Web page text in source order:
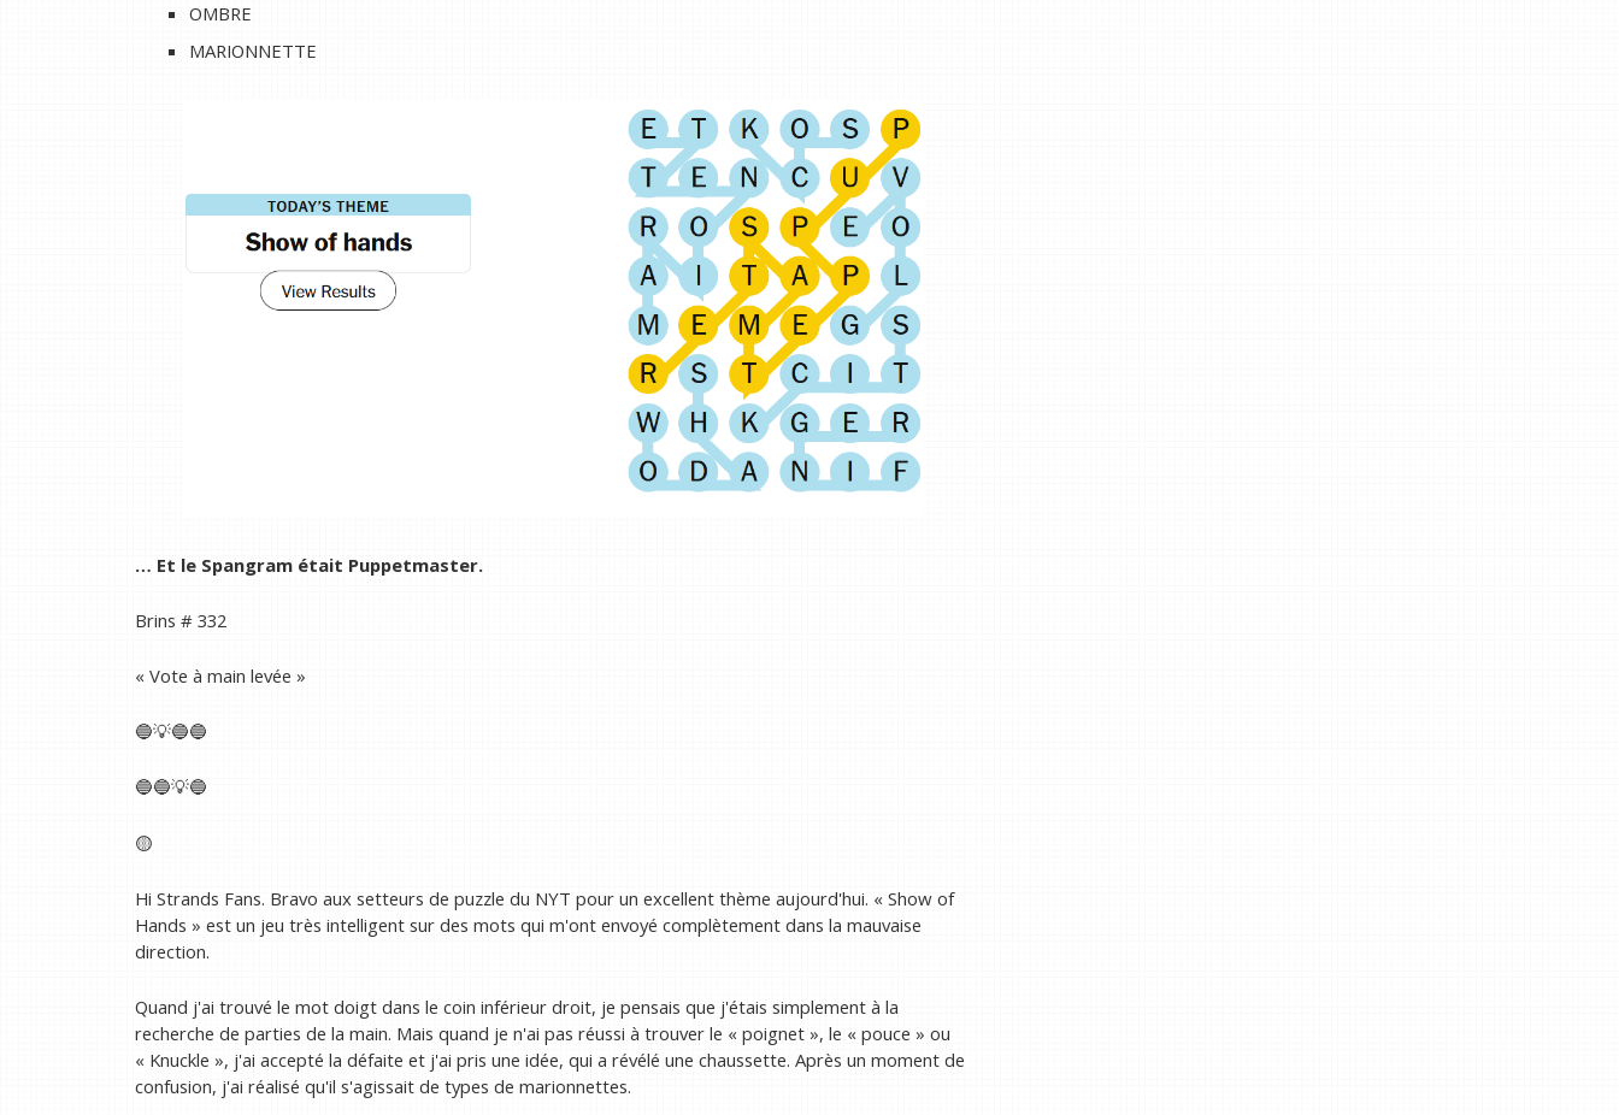
OMBRE
MARIONNETTE
… Et le Spangram était Puppetmaster.
Brins # 332
« Vote à main levée »
🔵💡🔵🔵
🔵🔵💡🔵
🟡
Hi Strands Fans. Bravo aux setteurs de puzzle du NYT pour un excellent thème aujourd'hui. « Show of
Hands » est un jeu très intelligent sur des mots qui m'ont envoyé complètement dans la mauvaise
direction.
Quand j'ai trouvé le mot doigt dans le coin inférieur droit, je pensais que j'étais simplement à la
recherche de parties de la main. Mais quand je n'ai pas réussi à trouver le « poignet », le « pouce » ou
« Knuckle », j'ai accepté la défaite et j'ai pris une idée, qui a révélé une chaussette. Après un moment de
confusion, j'ai réalisé qu'il s'agissait de types de marionnettes.